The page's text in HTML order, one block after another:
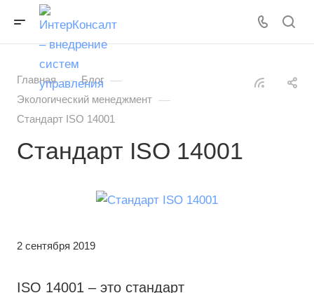
Главная — Блог —
Экологический менеджмент —
Стандарт ISO 14001
Стандарт ISO 14001
2 сентября 2019
ISO 14001 – это стандарт